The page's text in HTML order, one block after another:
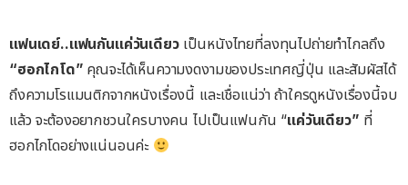
แฟนเดย์..แฟนกันแค่วันเดียวเป็นหนังไทยที่ลงทุนไปถ่ายทำไกลถึง
“ฮอกไกโด” คุณจะได้เห็นความงดงามของประเทศญี่ปุ่น และสัมผัสได้
ถึงความโรแมนติกจากหนังเรื่องนี้ และเชื่อแน่ว่า ถ้าใครดูหนังเรื่องนี้จบ
แล้ว จะต้องอยากชวนใครบางคน ไปเป็นแฟนกัน “แค่วันเดียว” ที่
ฮอกไกโดอย่างแน่นอนค่ะ